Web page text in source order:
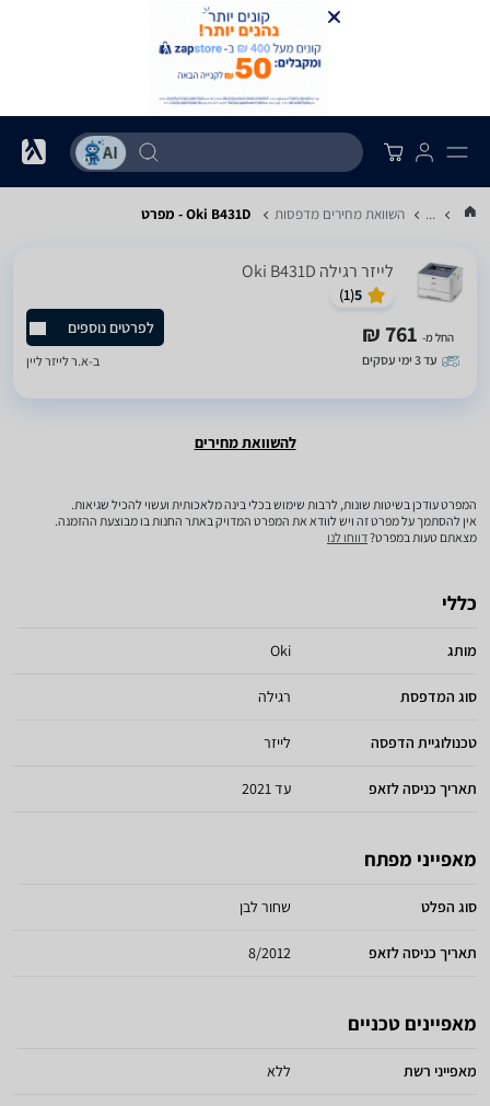
... השוואת מחירים מדפסות Oki B431D - מפרט
‏לייזר ‏רגילה Oki B431D
5
(
1
)
החל מ- 761 ₪
עד 3 ימי עסקים
לפרטים נוספים
ב-א.ר לייזר ליין
להשוואת מחירים
המפרט עודכן בשיטות שונות, לרבות שימוש בכלי בינה מלאכותית ועשוי להכיל שגיאות.
אין להסתמך על מפרט זה ויש לוודא את המפרט המדויק באתר החנות בו מבוצעת ההזמנה.
מצאתם טעות במפרט?דווחו לנו
כללי
מותג Oki
סוג המדפסת רגילה
טכנולוגיית הדפסה לייזר
תאריך כניסה לזאפ עד 2021
מאפייני מפתח
סוג הפלט שחור לבן
תאריך כניסה לזאפ 8/2012
מאפיינים טכניים
מאפייני רשת ללא